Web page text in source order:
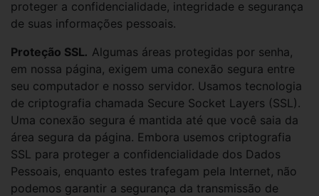
proteger a confidencialidade, integridade e segurança
de suas informações pessoais.
Proteção SSL. Algumas áreas protegidas por senha,
em nossa página, exigem uma conexão segura entre
seu computador e nosso servidor. Usamos tecnologia
de criptografia chamada Secure Socket Layers (SSL).
Uma conexão segura é mantida até que você saia da
área segura da página. Embora usemos criptografia
SSL para proteger a confidencialidade dos Dados
Pessoais, enquanto estes trafegam pela Internet, não
podemos garantir a segurança da transmissão de